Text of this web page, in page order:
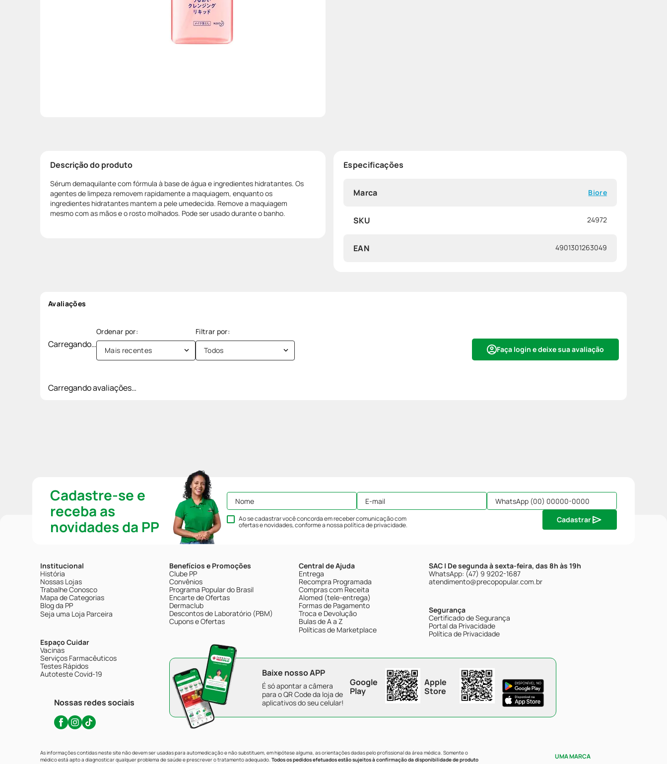
Descrição do produto
Sérum demaquilante com fórmula à base de água e ingredientes hidratantes. Os
agentes de limpeza removem rapidamente a maquiagem, enquanto os
ingredientes hidratantes mantem a pele umedecida. Remove a maquiagem
mesmo com as mãos e o rosto molhados. Pode ser usado durante o banho.
Especificações
Marca Biore
SKU 24972
EAN 4901301263049
Avaliações
Carregando… Faça login e deixe sua avaliação
Mais recentes Todos
Carregando avaliações…
Cadastre-se e
receba as
novidades da PP
Ao se cadastrar você concorda em receber comunicação com
ofertas e novidades, conforme a nossapolítica de privacidade.
Cadastrar
Institucional
História
Nossas Lojas
Trabalhe Conosco
Mapa de Categorias
Blog da PP
Seja uma Loja Parceira
Espaço Cuidar
Vacinas
Serviços Farmacêuticos
Testes Rápidos
Autoteste Covid-19
Nossas redes sociais
Benefícios e Promoções
Clube PP
Convênios
Programa Popular do Brasil
Encarte de Ofertas
Dermaclub
Descontos de Laboratório (PBM)
Cupons e Ofertas
Central de Ajuda
Entrega
Recompra Programada
Compras com Receita
Alomed (tele-entrega)
Formas de Pagamento
Troca e Devolução
Bulas de A a Z
Políticas de Marketplace
SAC | De segunda à sexta-feira, das 8h às 19h
WhatsApp: (47) 9 9202-1687
atendimento@precopopular.com.br
Segurança
Certificado de Segurança
Portal da Privacidade
Política de Privacidade
Baixe nosso APP
É só apontar a câmera
para o QR Code da loja de
aplicativos do seu celular!
Google
Play
Apple
Store
As informações contidas neste site não devem ser usadas para automedicação e não substituem, em hipótese alguma, as orientações dadas pelo profissional da área médica. Somente o
médico está apto a diagnosticar qualquer problema de saúde e prescrever o tratamento adequado. Todos os pedidos efetuados estão sujeitos à confirmação da disponibilidade de produto
UMA MARCA